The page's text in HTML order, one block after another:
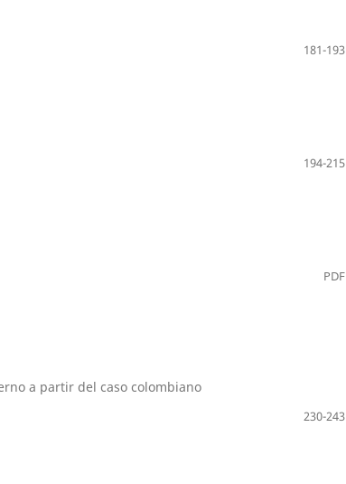
181-193
194-215
PDF
a partir del caso colombiano
230-243